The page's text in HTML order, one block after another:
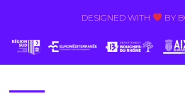
DESIGNED WITH BY